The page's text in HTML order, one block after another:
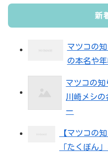
新
マツコの知
の本名や
マツコの知
川崎メシの
ー
【マツコの
「たくぽん